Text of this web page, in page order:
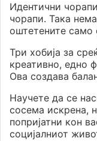
Идентични
чорапи. Така
оштетените само
Три хобија за
креативно, едно
Ова создава
Научете да се
сосема искрена,
попријатни кон
социјалниот